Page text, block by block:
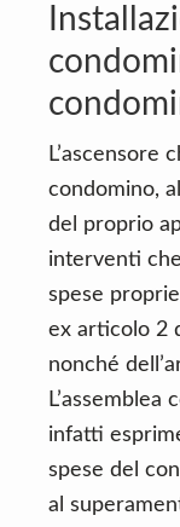
L’ascensore
condomino,
del proprio
interventi
spese
ex articolo 2
nonché
infatti
spese del
al